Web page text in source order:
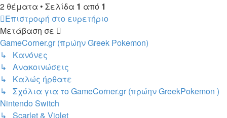
2 θέματα • Σελίδα 1 από 1
Επιστροφή στο ευρετήριο
Μετάβαση σε
GameCorner.gr (πρώην Greek Pokemon)
↳ Κανόνες
↳ Ανακοινώσεις
↳ Kαλώς ήρθατε
↳ Σχόλια για το GameCorner.gr (πρώην GreekPokemon )
Nintendo Switch
↳ Scarlet & Violet